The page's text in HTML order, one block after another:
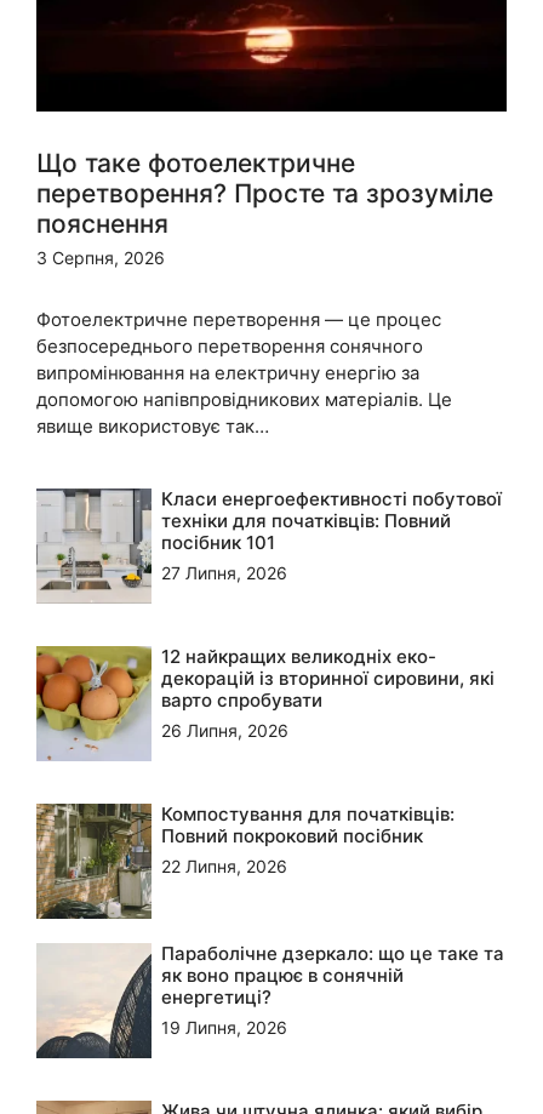
Що таке фотоелектричне
перетворення? Просте та зрозуміле
пояснення
3 Серпня, 2026
Фотоелектричне перетворення — це процес
безпосереднього перетворення сонячного
випромінювання на електричну енергію за
допомогою напівпровідникових матеріалів. Це
явище використовує так…
Класи енергоефективності побутової
техніки для початківців: Повний
посібник 101
27 Липня, 2026
12 найкращих великодніх еко-
декорацій із вторинної сировини, які
варто спробувати
26 Липня, 2026
Компостування для початківців:
Повний покроковий посібник
22 Липня, 2026
Параболічне дзеркало: що це таке та
як воно працює в сонячній
енергетиці?
19 Липня, 2026